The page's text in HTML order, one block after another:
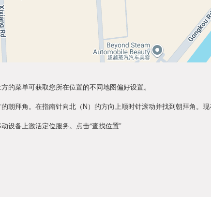
的菜单可获取您所在位置的不同地图偏好设置。
朝拜角。在指南针向北（N）的方向上顺时针滚动并找到朝拜角。现
设备上激活定位服务。点击“查找位置”